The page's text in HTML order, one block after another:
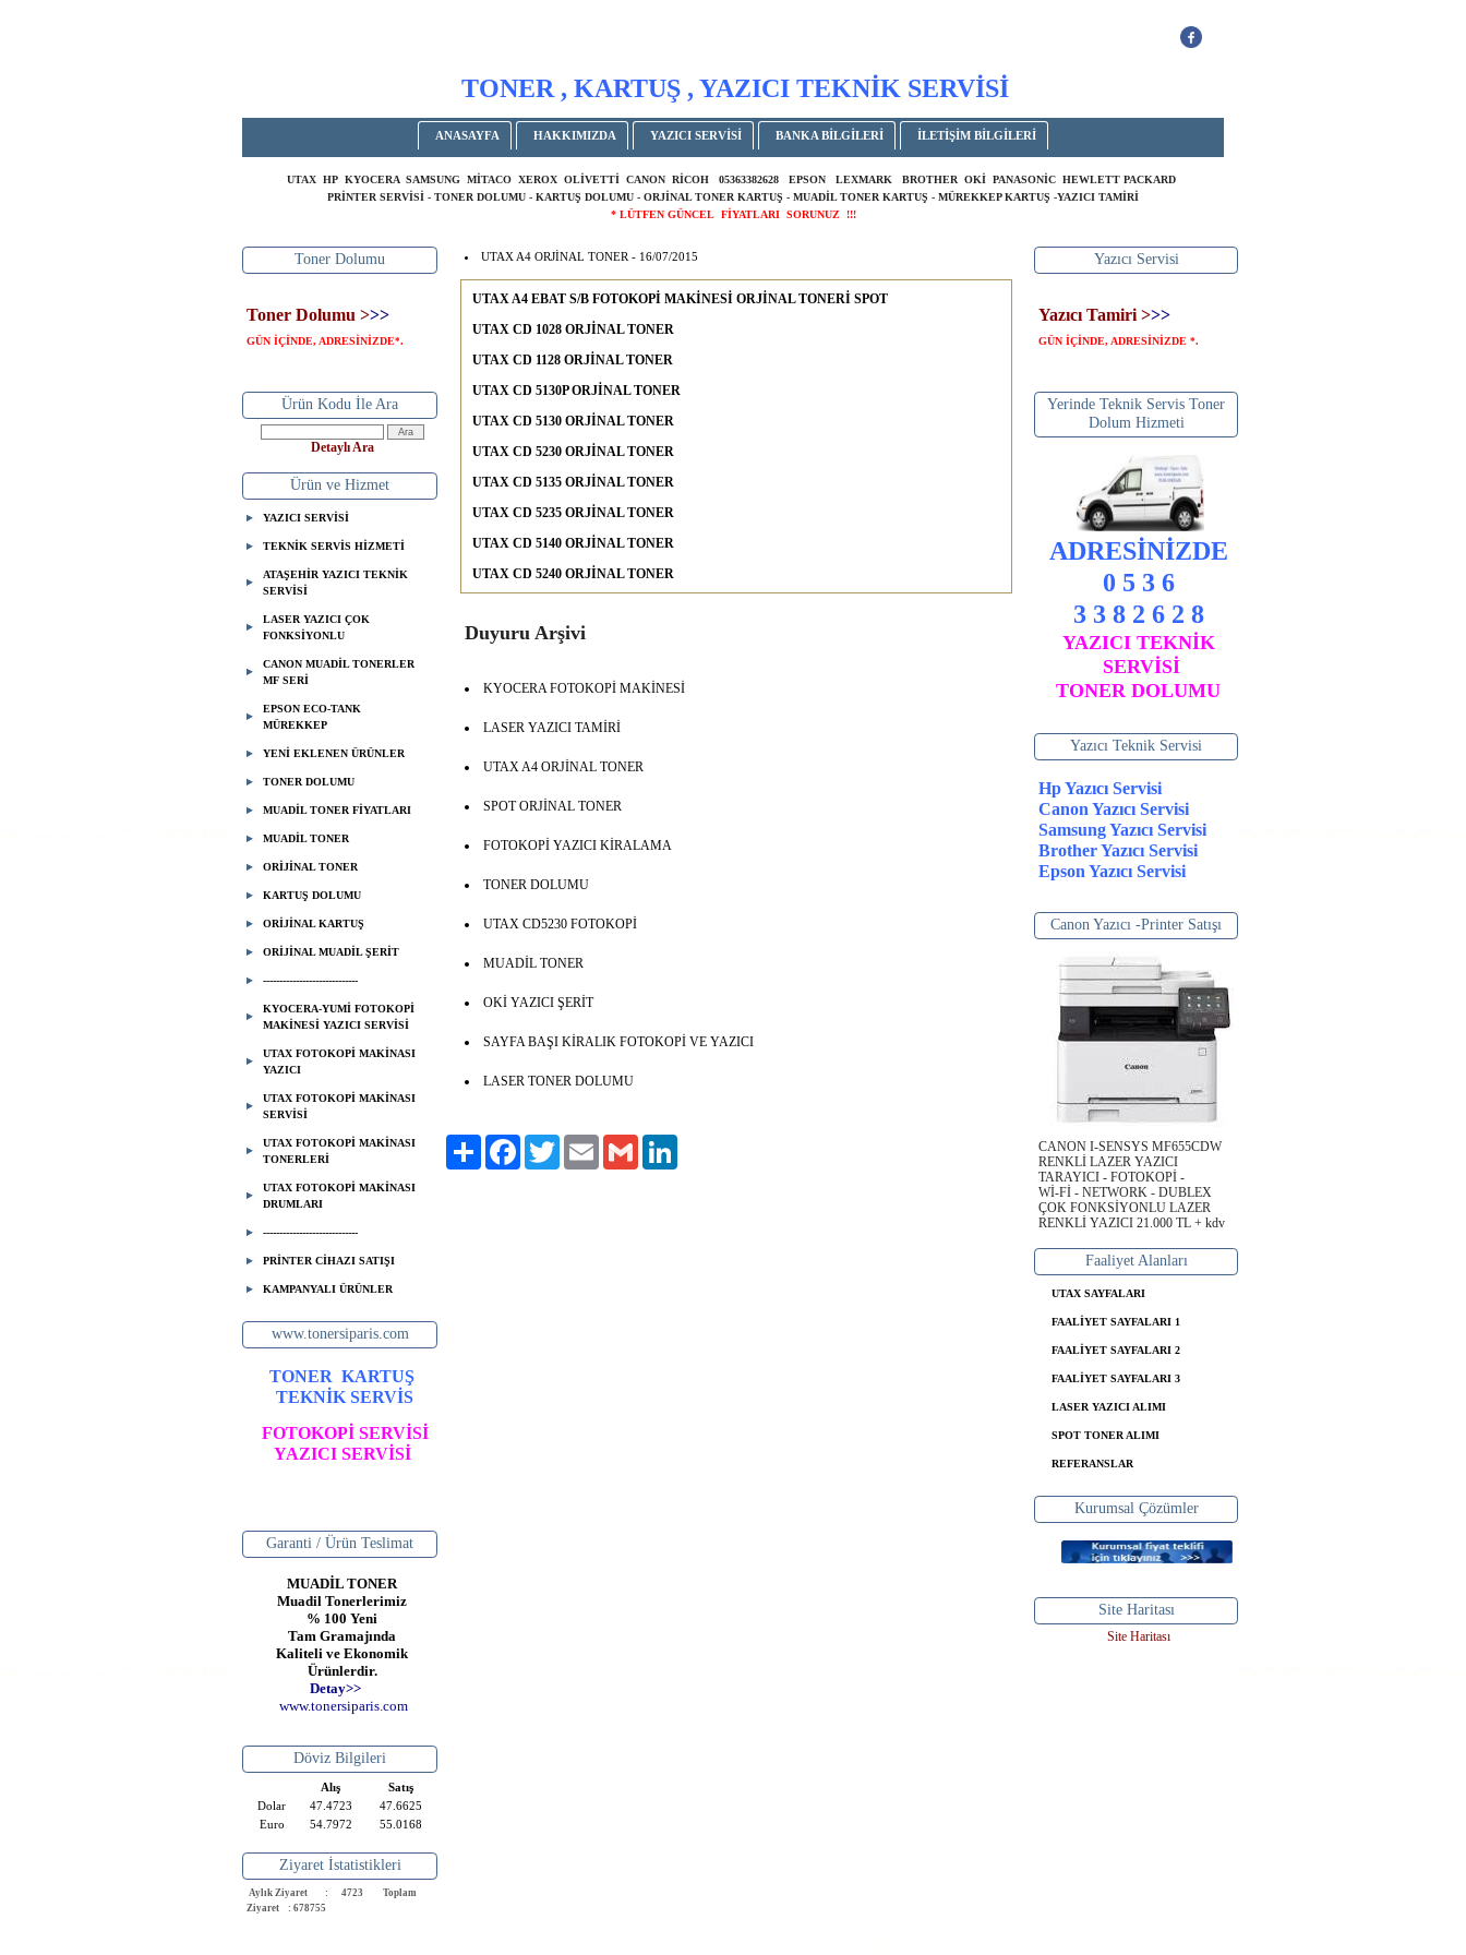
TONER , KARTUŞ , YAZICI TEKNİK SERVİSİ
ANASAYFA HAKKIMIZDA YAZICI SERVİSİ BANKA BİLGİLERİ İLETİŞİM BİLGİLERİ
UTAX HP KYOCERA SAMSUNG MİTACO XEROX OLİVETTİ CANON RİCOH 05363382628 EPSON LEXMARK BROTHER OKİ PANASONİC HEWLETT PACKARD
PRİNTER SERVİSİ - TONER DOLUMU - KARTUŞ DOLUMU - ORJİNAL TONER KARTUŞ - MUADİL TONER KARTUŞ - MÜREKKEP KARTUŞ -YAZICI TAMİRİ
* LÜTFEN GÜNCEL FİYATLARI SORUNUZ !!!
Toner Dolumu
Toner Dolumu >>>
GÜN İÇİNDE, ADRESİNİZDE*.
Ürün Kodu İle Ara
Detaylı Ara
Ürün ve Hizmet
YAZICI SERVİSİ
TEKNİK SERVİS HİZMETİ
ATAŞEHİR YAZICI TEKNİK
SERVİSİ
LASER YAZICI ÇOK
FONKSİYONLU
CANON MUADİL TONERLER
MF SERİ
EPSON ECO-TANK
MÜREKKEP
YENİ EKLENEN ÜRÜNLER
TONER DOLUMU
MUADİL TONER FİYATLARI
MUADİL TONER
ORİJİNAL TONER
KARTUŞ DOLUMU
ORİJİNAL KARTUŞ
ORİJİNAL MUADİL ŞERİT
-----------------------------
KYOCERA-YUMİ FOTOKOPİ
MAKİNESİ YAZICI SERVİSİ
UTAX FOTOKOPİ MAKİNASI
YAZICI
UTAX FOTOKOPİ MAKİNASI
SERVİSİ
UTAX FOTOKOPİ MAKİNASI
TONERLERİ
UTAX FOTOKOPİ MAKİNASI
DRUMLARI
-----------------------------
PRİNTER CİHAZI SATIŞI
KAMPANYALI ÜRÜNLER
www.tonersiparis.com
TONER KARTUŞ
TEKNİK SERVİS
FOTOKOPİ SERVİSİ
YAZICI SERVİSİ
Garanti / Ürün Teslimat
MUADİL TONER
Muadil Tonerlerimiz
% 100 Yeni
Tam Gramajında
Kaliteli ve Ekonomik
Ürünlerdir.
Detay>>
www.tonersiparis.com
Döviz Bilgileri
Alış
Satış
Dolar
47.4723
47.6625
Euro
54.7972 55.0168
Ziyaret İstatistikleri
Aylık Ziyaret : 4723
Toplam
Ziyaret : 678755
UTAX A4 ORJİNAL TONER - 16/07/2015
UTAX A4 EBAT S/B FOTOKOPİ MAKİNESİ ORJİNAL TONERİ SPOT
UTAX CD 1028 ORJİNAL TONER
UTAX CD 1128 ORJİNAL TONER
UTAX CD 5130P ORJİNAL TONER
UTAX CD 5130 ORJİNAL TONER
UTAX CD 5230 ORJİNAL TONER
UTAX CD 5135 ORJİNAL TONER
UTAX CD 5235 ORJİNAL TONER
UTAX CD 5140 ORJİNAL TONER
UTAX CD 5240 ORJİNAL TONER
Duyuru Arşivi
KYOCERA FOTOKOPİ MAKİNESİ
LASER YAZICI TAMİRİ
UTAX A4 ORJİNAL TONER
SPOT ORJİNAL TONER
FOTOKOPİ YAZICI KİRALAMA
TONER DOLUMU
UTAX CD5230 FOTOKOPİ
MUADİL TONER
OKİ YAZICI ŞERİT
SAYFA BAŞI KİRALIK FOTOKOPİ VE YAZICI
LASER TONER DOLUMU
Paylaş FacebookTwitter Email Gmail
Yazıcı Servisi
Yazıcı Tamiri >>>
GÜN İÇİNDE, ADRESİNİZDE *.
Yerinde Teknik Servis Toner
Dolum Hizmeti
ADRESİNİZDE
0 5 3 6
3 3 8 2 6 2 8
YAZICI TEKNİK
SERVİSİ
TONER DOLUMU
Yazıcı Teknik Servisi
Hp Yazıcı Servisi
Canon Yazıcı Servisi
Samsung Yazıcı Servisi
Brother Yazıcı Servisi
Epson Yazıcı Servisi
Canon Yazıcı -Printer Satışı
CANON I-SENSYS MF655CDW
RENKLİ LAZER YAZICI
TARAYICI - FOTOKOPİ -
Wİ-Fİ - NETWORK - DUBLEX
ÇOK FONKSİYONLU LAZER
RENKLİ YAZICI 21.000 TL + kdv
Faaliyet Alanları
UTAX SAYFALARI
FAALİYET SAYFALARI 1
FAALİYET SAYFALARI 2
FAALİYET SAYFALARI 3
LASER YAZICI ALIMI
SPOT TONER ALIMI
REFERANSLAR
Kurumsal Çözümler
Site Haritası
Site Haritası